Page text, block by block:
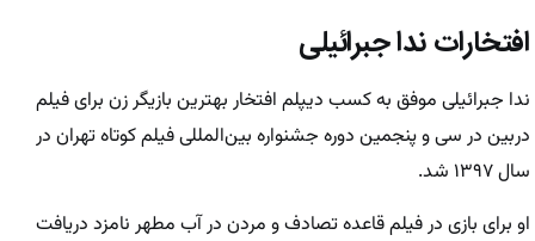
افتخارات ندا جبرائیلی
ندا جبرائیلی موفق به کسب دیپلم افتخار بهترین بازیگر زن برای فیلم
دربین در سی و پنجمین دوره جشنواره بین‌المللی فیلم کوتاه تهران در
سال ۱۳۹۷ شد.
او برای بازی در فیلم قاعده تصادف و مردن در آب مطهر نامزد دریافت